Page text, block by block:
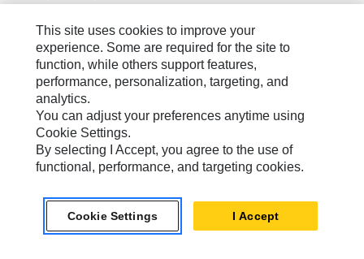
Caterpillar.com
Contacter Caterpillar
Mes Préférences Marketing
Plan Du Site
Cookie Settings
Confidentialité
This site uses cookies to improve your
experience. Some are required for the site to
function, while others support features,
performance, personalization, targeting, and
analytics.
You can adjust your preferences anytime using
Cookie Settings.
By selecting I Accept, you agree to the use of
functional, performance, and targeting cookies.
Cookie Settings I Accept